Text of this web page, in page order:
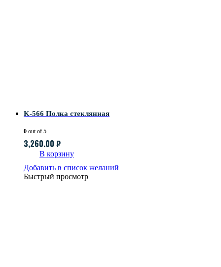
K-566 Полка стеклянная
0 out of 5
3,260.00 ₽
В корзину
Добавить в список желаний
Быстрый просмотр